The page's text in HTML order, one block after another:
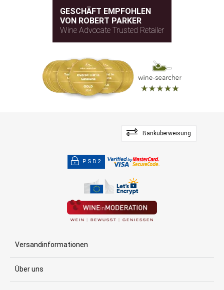
GESCHÄFT EMPFOHLEN
VON ROBERT PARKER
Wine Advocate Trusted Retailer
Banküberweisung
PSD2
Versandinformationen
Über uns